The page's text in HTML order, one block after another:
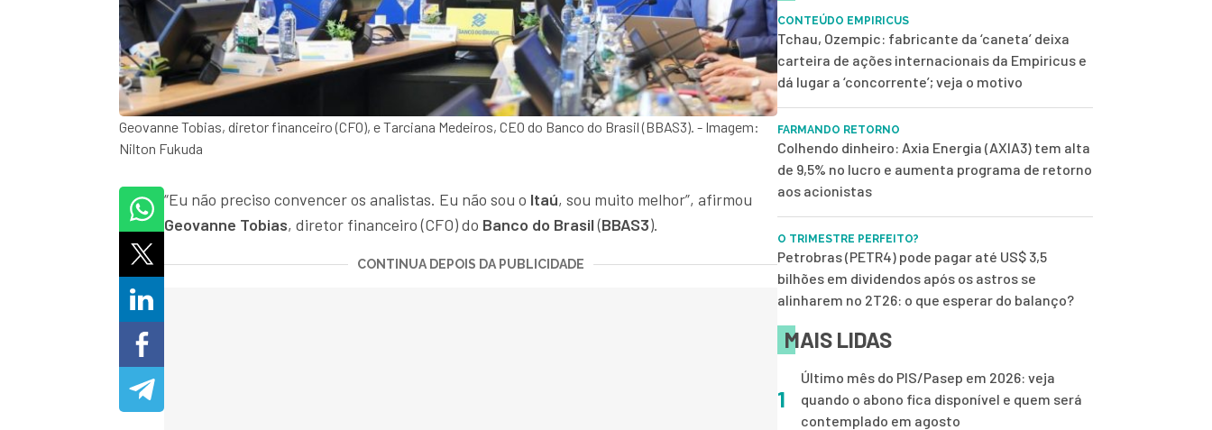
Geovanne Tobias, diretor financeiro (CFO), e Tarciana Medeiros, CEO do Banco do Brasil (BBAS3). - Imagem:
Nilton Fukuda
“Eu não preciso convencer os analistas. Eu não sou o Itaú, sou muito melhor”, afirmou
Geovanne Tobias, diretor financeiro (CFO) do Banco do Brasil(BBAS3).
CONTINUA DEPOIS DA PUBLICIDADE
CONTEÚDO EMPIRICUS
Tchau, Ozempic: fabricante da ‘caneta’ deixa
carteira de ações internacionais da Empiricus e
dá lugar a ‘concorrente’; veja o motivo
FARMANDO RETORNO
Colhendo dinheiro: Axia Energia (AXIA3) tem alta
de 9,5% no lucro e aumenta programa de retorno
aos acionistas
O TRIMESTRE PERFEITO?
Petrobras (PETR4) pode pagar até US$ 3,5
bilhões em dividendos após os astros se
alinharem no 2T26: o que esperar do balanço?
MAIS LIDAS
1
Último mês do PIS/Pasep em 2026: veja
quando o abono fica disponível e quem será
contemplado em agosto